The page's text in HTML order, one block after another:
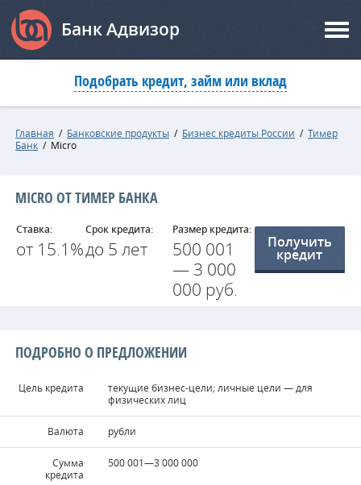
Банк Адвизор
Подобрать кредит, займ или вклад
Главная / Банковские продукты / Бизнес кредиты России / Тимер
Банк / Micro
MICRO ОТ ТИМЕР БАНКА
Ставка:
от 15.1%
Срок кредита:
до 5 лет
Размер кредита:
500 001
— 3 000
000 руб.
Получить
кредит
ПОДРОБНО О ПРЕДЛОЖЕНИИ
Цель кредита
текущие бизнес-цели; личные цели — для
физических лиц
Валюта рубли
Сумма
кредита
500 001—3 000 000